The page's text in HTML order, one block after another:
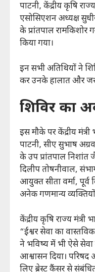
पाटनी, केंद्रीय कृषि
एसोसिएशन अध्यक्ष
के प्रांतपाल रामकिशोर
किया गया।
इन सभी अतिथियों ने
कर उनके हालात और
शिविर का
इस मौके पर केंद्रीय
पाटनी, सीए सुभाष
के उप प्रांतपाल निशांत
दिलीप तोषनीवाल,
आयुक्त सीता वर्मा, पूर्व
अनेक गणमान्य
केंद्रीय कृषि राज्य मंत्री
“ईश्वर सेवा का
ने भविष्य में भी ऐसे सेवा
आश्वासन दिया।
लिए ब्रेस्ट कैंसर से